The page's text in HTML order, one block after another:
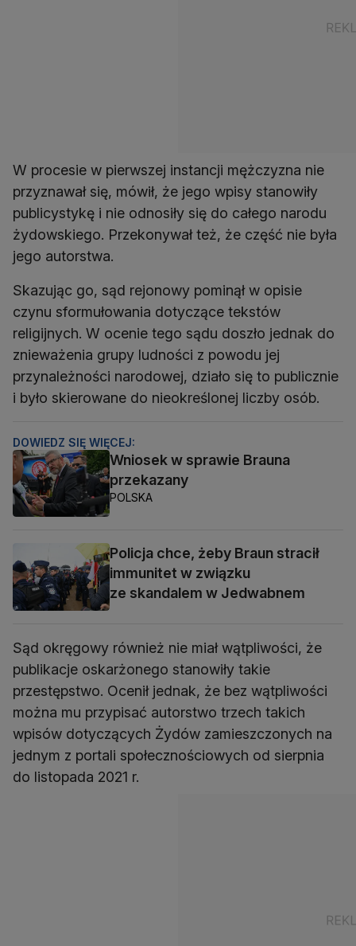
W procesie w pierwszej instancji mężczyzna nie
przyznawał się, mówił, że jego wpisy stanowiły
publicystykę i nie odnosiły się do całego narodu
żydowskiego. Przekonywał też, że część nie była
jego autorstwa.
Skazując go, sąd rejonowy pominął w opisie
czynu sformułowania dotyczące tekstów
religijnych. W ocenie tego sądu doszło jednak do
znieważenia grupy ludności z powodu jej
przynależności narodowej, działo się to publicznie
i było skierowane do nieokreślonej liczby osób.
DOWIEDZ SIĘ WIĘCEJ:
Wniosek w sprawie Brauna
przekazany
POLSKA
Policja chce, żeby Braun stracił
immunitet w związku
ze skandalem w Jedwabnem
Sąd okręgowy również nie miał wątpliwości, że
publikacje oskarżonego stanowiły takie
przestępstwo. Ocenił jednak, że bez wątpliwości
można mu przypisać autorstwo trzech takich
wpisów dotyczących Żydów zamieszczonych na
jednym z portali społecznościowych od sierpnia
do listopada 2021 r.